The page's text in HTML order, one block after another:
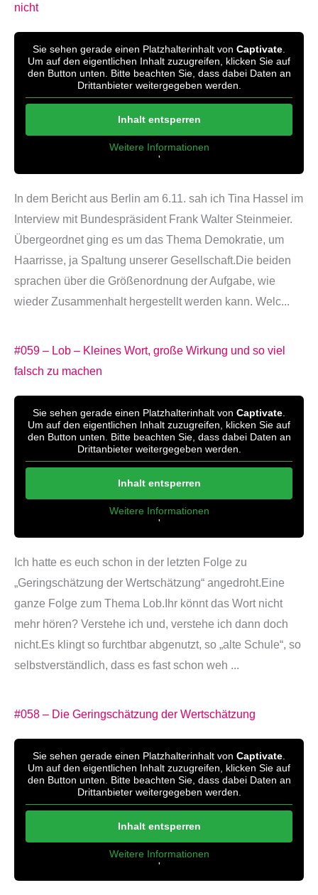
nicht
Sie sehen gerade einen Platzhalterinhalt von Captivate
Um auf den eigentlichen Inhalt zuzugreifen, klicken Sie auf
den Button unten. Bitte beachten Sie, dass dabei Daten an
Drittanbieter weitergegeben werden.
Inhalt entsperren
Weitere Informationen
'
In dem Bericht aus Berlin am 6.11. sah ich Tina Hassel im
Interview mit Bundespräsident Frank Walter Steinmeier.
Übergeordnet ging es um das Thema Demokratie, um
Haarrisse, ja Spaltung unserer Gesellschaft.Die beiden
sprachen über die Größenordnung der Aufgabe, wie
wieder Zusammenhalt hergestellt werden kann. Welc...
#059 – Lob – Kleines Wort, große Wirkung und so viel
falsch zu machen
Sie sehen gerade einen Platzhalterinhalt von Captivate
Um auf den eigentlichen Inhalt zuzugreifen, klicken Sie auf
den Button unten. Bitte beachten Sie, dass dabei Daten an
Drittanbieter weitergegeben werden.
Inhalt entsperren
Weitere Informationen
'
Ich hatte es euch schon in der letzten Folge zu
„Geringschätzung der Wertschätzung“ angedroht.Eine
ganze Folge zum Thema Lob.Ihr könnt das Wort nicht
mehr hören? Verstehe ich und, verstehe ich dann doch
nicht.Es klingt so furchtbar abgenutzt, so „alte Schule“, so
selbstverständlich, dass es fast schon weh ...
#058 – Die Geringschätzung der Wertschätzung
Sie sehen gerade einen Platzhalterinhalt von Captivate
Um auf den eigentlichen Inhalt zuzugreifen, klicken Sie auf
den Button unten. Bitte beachten Sie, dass dabei Daten an
Drittanbieter weitergegeben werden.
Inhalt entsperren
Weitere Informationen
'